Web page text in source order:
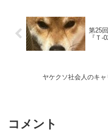
第25
『Ｔ
ヤケクソ社会人のキャ
コメント